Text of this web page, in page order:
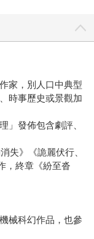
家，別人口中典型
時事歷史或景觀加
」發佈包含劇評、
失》《詭麗伏行、
，終章《紛至沓
械科幻作品，也參